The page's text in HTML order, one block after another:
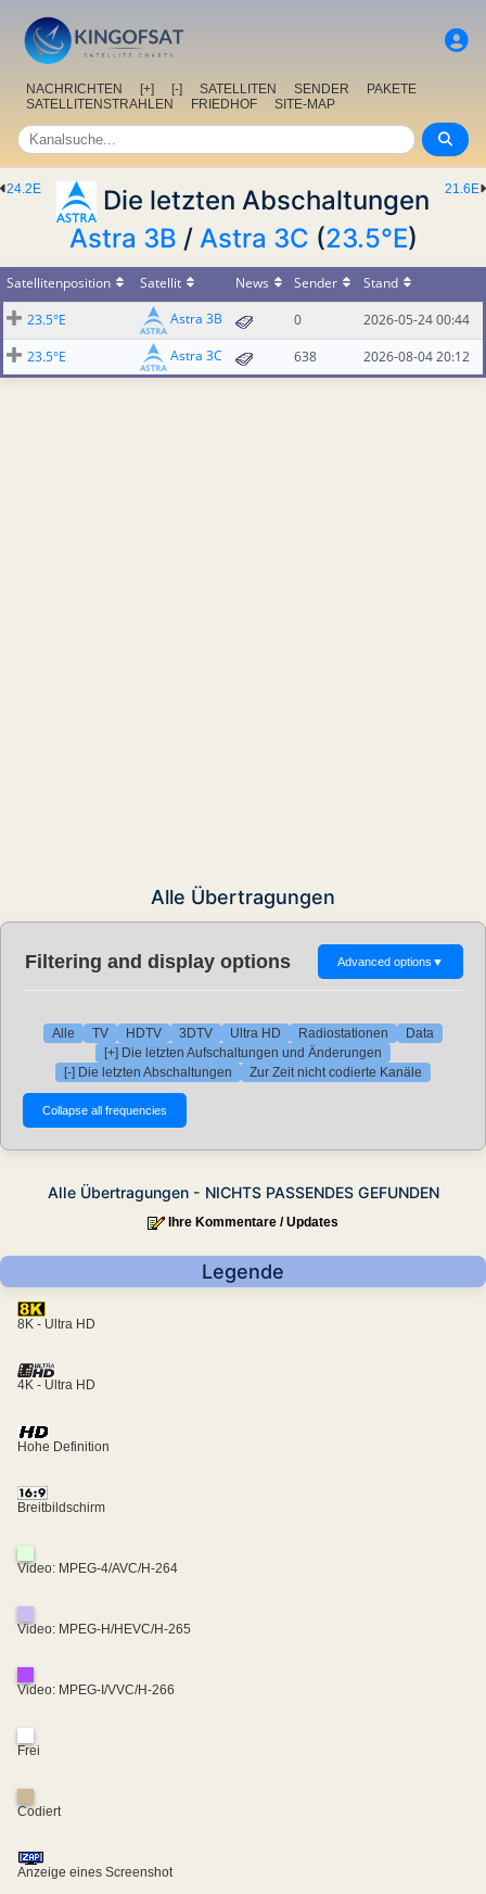
NACHRICHTEN [+] [-] SATELLITEN SENDER
PAKETE
SATELLITENSTRAHLEN
FRIEDHOF SITE-MAP
21.6E
24.2E
Die letzten Abschaltungen
Astra 3B / Astra 3C (23.5°E)
Satellitenposition Satellit News Sender
Stand
23.5°E
Astra 3B 0
2026-05-24 00:44
23.5°E
Astra 3C 638 2026-08-04 20:12
Alle Übertragungen
Filtering and display options Advanced options ▼
Alle TV HDTV 3DTV Ultra HD Radiostationen
Data
[+] Die letzten Aufschaltungen und Änderungen
[-] Die letzten Abschaltungen
Zur Zeit nicht codierte Kanäle
Alle Übertragungen - NICHTS PASSENDES GEFUNDEN
Ihre Kommentare / Updates
Legende
8K - Ultra HD
4K - Ultra HD
Hohe Definition
Breitbildschirm
Video: MPEG-4/AVC/H-264
Video: MPEG-H/HEVC/H-265
Video: MPEG-I/VVC/H-266
Frei
Codiert
Anzeige eines Screenshot